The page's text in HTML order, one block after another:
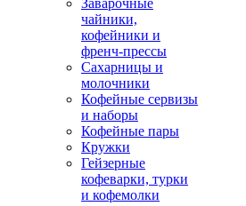
Заварочные
чайники,
кофейники и
френч-прессы
Сахарницы и
молочники
Кофейные сервизы
и наборы
Кофейные пары
Кружки
Гейзерные
кофеварки, турки
и кофемолки